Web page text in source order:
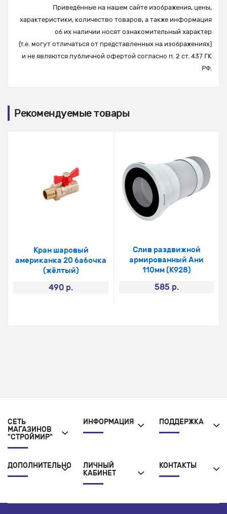
Приведённые на нашем сайте изображения, цены,
характеристики, количество товаров, а также информация
об их наличии носят ознакомительный характер
(т.е. могут отличаться от представленных на изображениях)
и не являются публичной офертой согласно п. 2 ст. 437 ГК
РФ.
Рекомендуемые товары
Кран шаровый
американка 20 бабочка
(жёлтый)
490 р.
Слив раздвижной
армированный Ани
110мм (К928)
585 р.
СЕТЬ
МАГАЗИНОВ
"СТРОЙМИР"
ИНФОРМАЦИЯ ПОДДЕРЖКА
ДОПОЛНИТЕЛЬНО
ЛИЧНЫЙ
КАБИНЕТ
КОНТАКТЫ